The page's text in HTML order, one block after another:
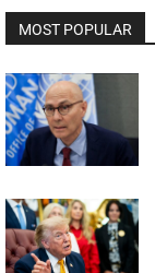
MOST POPULAR